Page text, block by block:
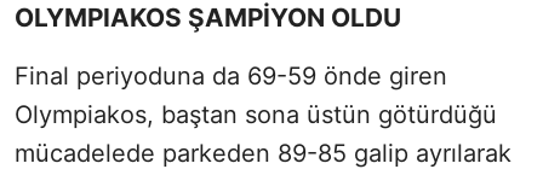
OLYMPIAKOS ŞAMPİYON OLDU
Final periyoduna da 69-59 önde giren
Olympiakos, baştan sona üstün götürdüğü
mücadelede parkeden 89-85 galip ayrılarak